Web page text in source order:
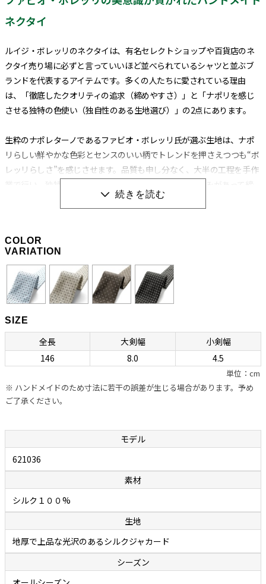
ネクタイ
ルイジ・ボレッリのネクタイは、有名セレクトショップや百貨店のネ
クタイ売り場に必ずと言っていいほど並べられているシャツと並ぶブ
ランドを代表するアイテムです。多くの人たちに愛されている理由
は、「徹底したクオリティの追求（締めやすさ）」と「ナポリを感じ
させる独特の色使い（独自性のある生地選び）」の2点にあります。
生粋のナポレターノであるファビオ・ボレッリ氏が選ぶ生地は、ナポ
リらしい鮮やかな色彩とセンスのいい柄でトレンドを押さえつつも“ボ
レッリらしさ”を感じさせます。品質も申し分なく、大半の工程を手作
めやすく、やわらかいのに緩まないネクタイに仕上げられています。
クタイを形作る重要な要素です。
職人の手作業と独特の縫製法によって生み出される
「極上の締め心地」
ネクタイの良し悪しを左右する“作り”ですが、ボレッリの品なので全
幅の信頼が置けます。自社のシャツに合わせるためのネクタイを用意
しているカミチェリアは少なくありませんが、他社に外注していると
ころが多いのが事実。それに対しボレッリでは、ネクタイ専門の職人
を抱え、型紙の作成から生地の裁断・縫製に至るまで、すべてをイタリ
アの自社工場で行っています。世界中で称賛されているハンドメイド
ッリのネクタイは、膨らみがあって締めやすく、やわらかいのに緩み
ません。ファッション業界関係者の間でも評判で、ネクタイはボレッ
リと決めている人が多いのが頷けます。
余談ですが、ボレッリのネクタイの締めやすさは「独特の縫製法」に
秘密があります。通常ネクタイの縫製は、ネクタイを横や斜めに置い
て縫い合わせていくのですが、ボレッリでは縦に置いて真ん中を縫い
合わせていく繊細で難しい作業を行っています。この独特の縫製法と
アイロンワークによって、膨らみがあって締めやすいネクタイが作り出
されます。
COLOR
VARIATION
SIZE
全長 大剣幅
小剣幅
146
8.0 4.5
単位：cm
※ ハンドメイドのため寸法に若干の誤差が生じる場合があります。予め
ご了承ください。
モデル
621036
素材
シルク１００%
生地
地厚で上品な光沢のあるシルクジャカード
シーズン